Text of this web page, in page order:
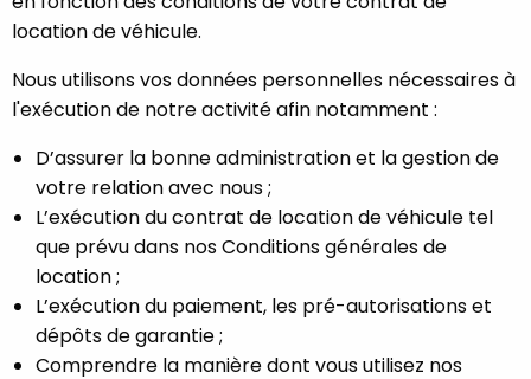
location de véhicule.
Nous utilisons vos données personnelles nécessaires à
l'exécution de notre activité afin notamment :
D’assurer la bonne administration et la gestion de
votre relation avec nous ;
L’exécution du contrat de location de véhicule tel
que prévu dans nos Conditions générales de
location ;
L’exécution du paiement, les pré-autorisations et
dépôts de garantie ;
Comprendre la manière dont vous utilisez nos